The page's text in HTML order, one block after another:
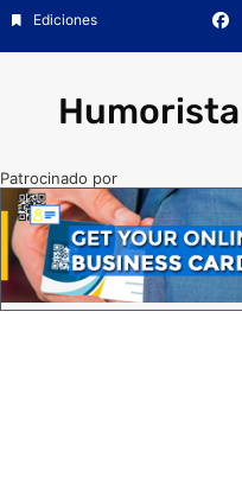
Ediciones
Humorista
Patrocinado por